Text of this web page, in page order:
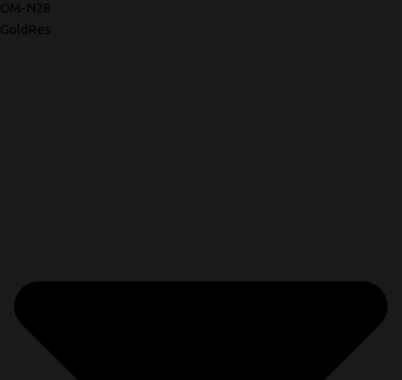
OM-N28
GoldRes